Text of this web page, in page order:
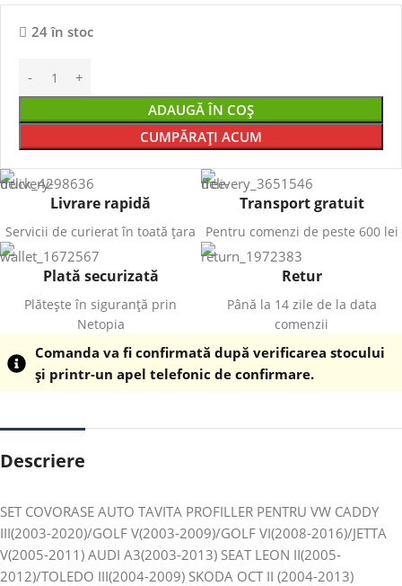
24 în stoc
ADAUGĂ ÎN COȘ
CUMPĂRAȚI ACUM
Livrare rapidă
Servicii de curierat în toată țara
Transport gratuit
Pentru comenzi de peste 600 lei
Plată securizată
Plătește în siguranță prin
Netopia
Retur
Până la 14 zile de la data
comenzii
Comanda va fi confirmată după verificarea stocului
și printr-un apel telefonic de confirmare.
Descriere
SET COVORASE AUTO TAVITA PROFILLER PENTRU VW CADDY
III(2003-2020)/GOLF V(2003-2009)/GOLF VI(2008-2016)/JETTA
V(2005-2011) AUDI A3(2003-2013) SEAT LEON II(2005-
2012)/TOLEDO III(2004-2009) SKODA OCT II (2004-2013)